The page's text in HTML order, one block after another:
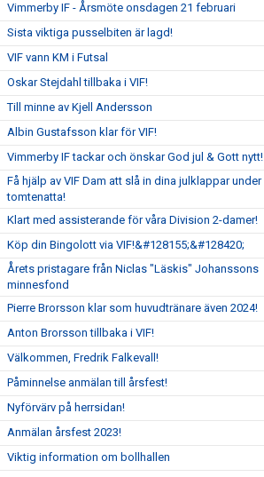
Vimmerby IF - Årsmöte onsdagen 21 februari
Sista viktiga pusselbiten är lagd!
VIF vann KM i Futsal
Oskar Stejdahl tillbaka i VIF!
Till minne av Kjell Andersson
Albin Gustafsson klar för VIF!
Vimmerby IF tackar och önskar God jul & Gott nytt!
Få hjälp av VIF Dam att slå in dina julklappar under
tomtenatta!
Klart med assisterande för våra Division 2-damer!
Köp din Bingolott via VIF!&#128155;&#128420;
Årets pristagare från Niclas "Läskis" Johanssons
minnesfond
Pierre Brorsson klar som huvudtränare även 2024!
Anton Brorsson tillbaka i VIF!
Välkommen, Fredrik Falkevall!
Påminnelse anmälan till årsfest!
Nyförvärv på herrsidan!
Anmälan årsfest 2023!
Viktig information om bollhallen